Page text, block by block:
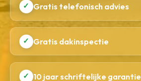
✓ Gratis telefonisch advies
✓ Gratis dakinspectie
✓ 10 jaar schriftelijke garantie